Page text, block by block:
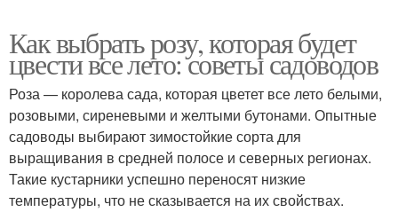
Как выбрать розу, которая будет
цвести все лето: советы садоводов
Роза — королева сада, которая цветет все лето белыми,
розовыми, сиреневыми и желтыми бутонами. Опытные
садоводы выбирают зимостойкие сорта для
выращивания в средней полосе и северных регионах.
Такие кустарники успешно переносят низкие
температуры, что не сказывается на их свойствах.